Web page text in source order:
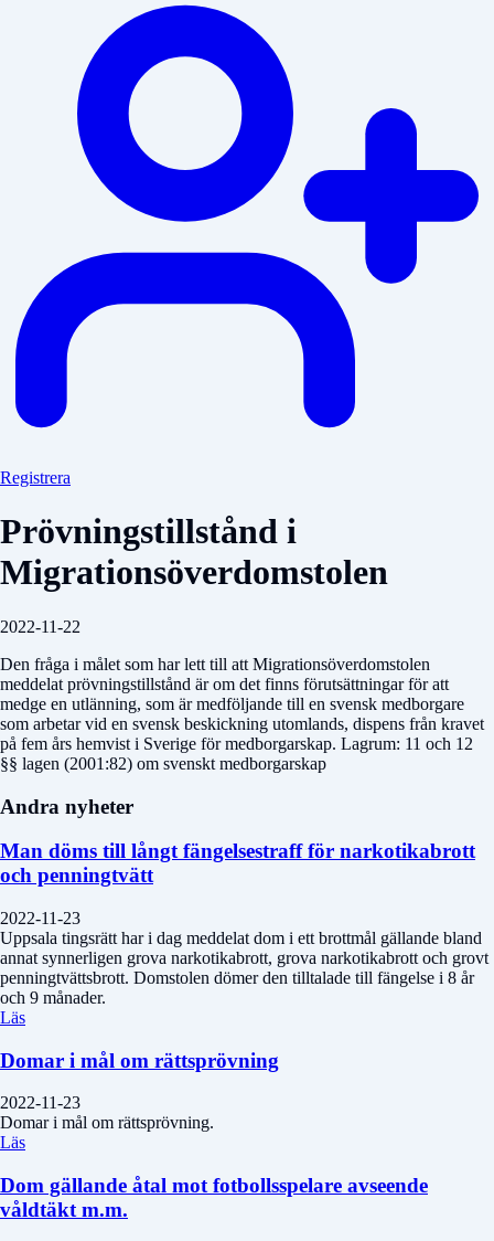
Registrera
Prövningstillstånd i
Migrationsöverdomstolen
2022-11-22
Den fråga i målet som har lett till att Migrationsöverdomstolen
meddelat prövningstillstånd är om det finns förutsättningar för att
medge en utlänning, som är medföljande till en svensk medborgare
som arbetar vid en svensk beskickning utomlands, dispens från kravet
på fem års hemvist i Sverige för medborgarskap. Lagrum: 11 och 12
§§ lagen (2001:82) om svenskt medborgarskap
Andra nyheter
Man döms till långt fängelsestraff för narkotikabrott
och penningtvätt
2022-11-23
Uppsala tingsrätt har i dag meddelat dom i ett brottmål gällande bland
annat synnerligen grova narkotikabrott, grova narkotikabrott och grovt
penningtvättsbrott. Domstolen dömer den tilltalade till fängelse i 8 år
och 9 månader.
Läs
Domar i mål om rättsprövning
2022-11-23
Domar i mål om rättsprövning.
Läs
Dom gällande åtal mot fotbollsspelare avseende
våldtäkt m.m.